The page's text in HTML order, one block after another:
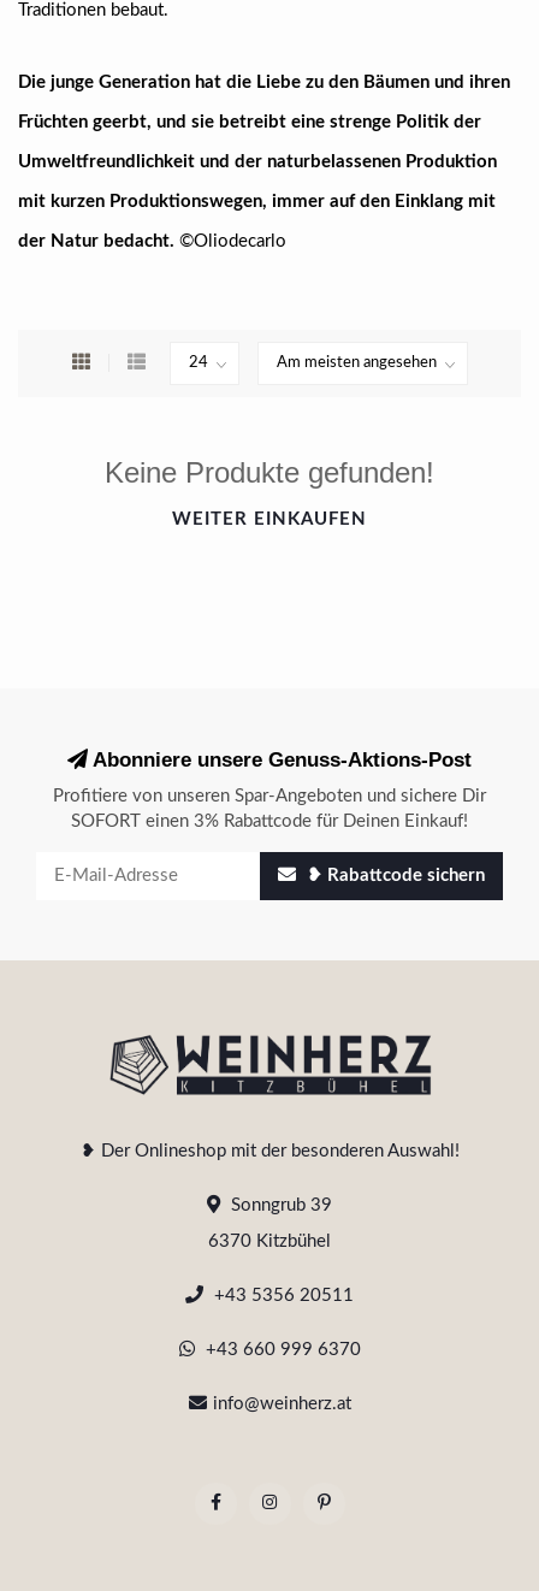
Traditionen bebaut.
Die junge Generation hat die Liebe zu den Bäumen und ihren
Früchten geerbt, und sie betreibt eine strenge Politik der
Umweltfreundlichkeit und der naturbelassenen Produktion
mit kurzen Produktionswegen, immer auf den Einklang mit
der Natur bedacht. ©Oliodecarlo
Keine Produkte gefunden!
WEITER EINKAUFEN
Abonniere unsere Genuss-Aktions-Post
Profitiere von unseren Spar-Angeboten und sichere Dir
SOFORT einen 3% Rabattcode für Deinen Einkauf!
❥ Rabattcode sichern
❥ Der Onlineshop mit der besonderen Auswahl!
Sonngrub 39
6370 Kitzbühel
+43 5356 20511
+43 660 999 6370
info@weinherz.at